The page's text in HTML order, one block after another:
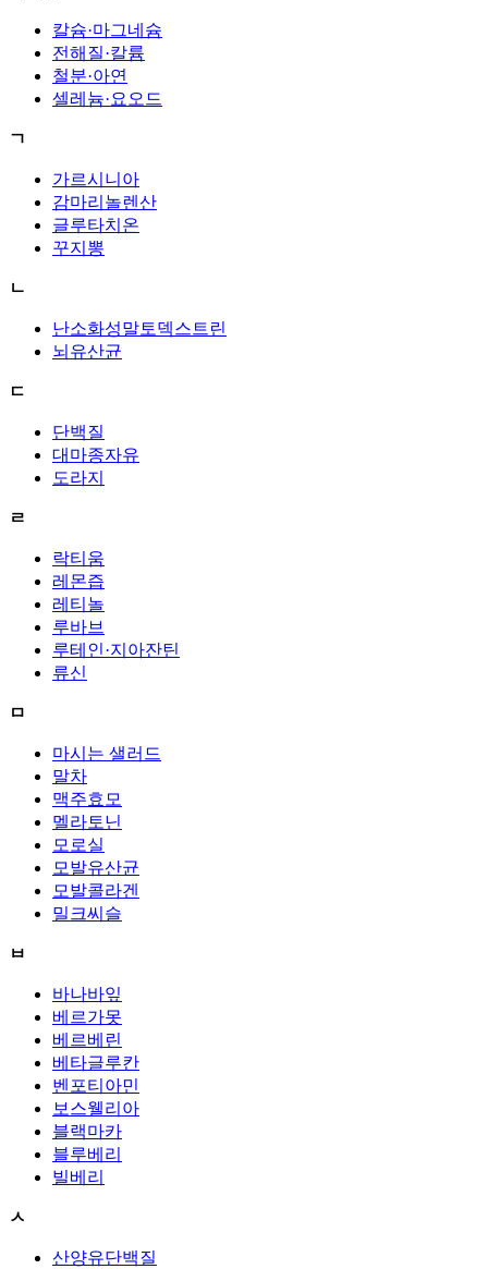
칼슘·마그네슘
전해질·칼륨
철분·아연
셀레늄·요오드
ㄱ
가르시니아
감마리놀렌산
글루타치온
꾸지뽕
ㄴ
난소화성말토덱스트린
뇌유산균
ㄷ
단백질
대마종자유
도라지
ㄹ
락티움
레몬즙
레티놀
루바브
루테인·지아잔틴
류신
ㅁ
마시는 샐러드
말차
맥주효모
멜라토닌
모로실
모발유산균
모발콜라겐
밀크씨슬
ㅂ
바나바잎
베르가못
베르베린
베타글루칸
벤포티아민
보스웰리아
블랙마카
블루베리
빌베리
ㅅ
산양유단백질